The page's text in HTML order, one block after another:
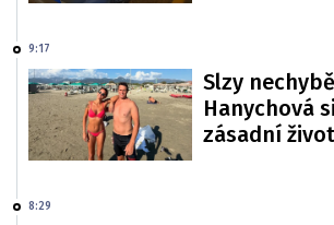
9:17
Slzy
Hanychová
zásadní
8:29